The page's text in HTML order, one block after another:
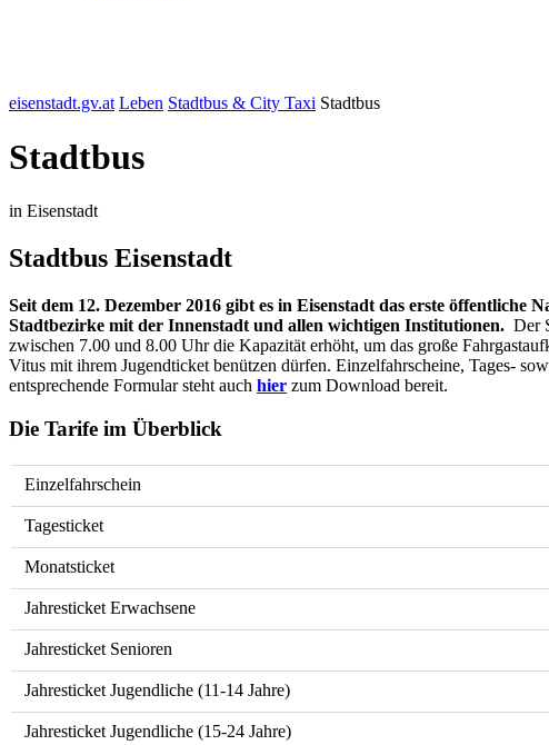
eisenstadt.gv.at Leben Stadtbus & City Taxi Stadtbus
Stadtbus
in Eisenstadt
Stadtbus Eisenstadt
Seit dem 12. Dezember 2016 gibt es in Eisenstadt das erste
Stadtbezirke mit der Innenstadt und allen wichtigen Institutionen. Der
zwischen 7.00 und 8.00 Uhr die Kapazität erhöht, um das große
Vitus mit ihrem Jugendticket benützen dürfen. Einzelfahrscheine, Tages-
entsprechende Formular steht auch hier zum Download bereit.
Die Tarife im Überblick
Einzelfahrschein
Tagesticket
Monatsticket
Jahresticket Erwachsene
Jahresticket Senioren
Jahresticket Jugendliche (11-14 Jahre)
Jahresticket Jugendliche (15-24 Jahre)